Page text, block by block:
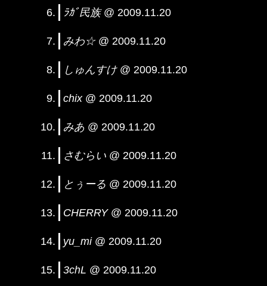
ﾗｶﾞ民族@ 2009.11.20
みわ☆@ 2009.11.20
しゅんすけ@ 2009.11.20
chix@ 2009.11.20
みあ @ 2009.11.20
さむらい @ 2009.11.20
とぅーる @ 2009.11.20
CHERRY@ 2009.11.20
yu_mi@ 2009.11.20
3chL @ 2009.11.20